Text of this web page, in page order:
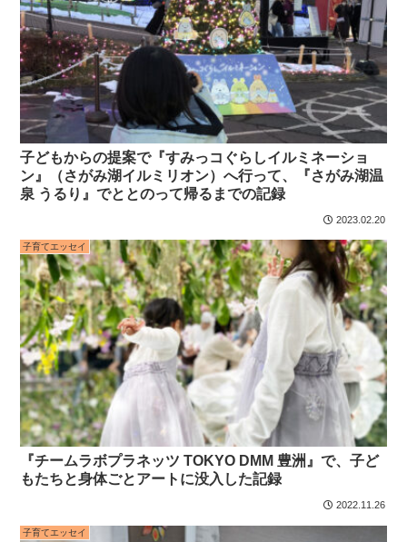
子どもからの提案で『すみっコぐらしイルミネーショ
ン』（さがみ湖イルミリオン）へ行って、『さがみ湖温
泉 うるり』でととのって帰るまでの記録
2023.02.20
子育てエッセイ
『チームラボプラネッツ TOKYO DMM 豊洲』で、子ど
もたちと身体ごとアートに没入した記録
2022.11.26
子育てエッセイ